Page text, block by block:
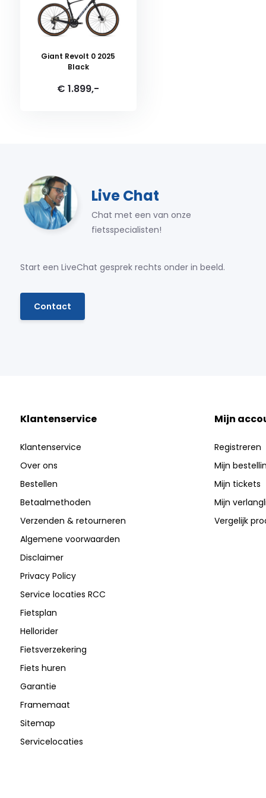
Giant Revolt 0 2025
Black
€ 1.899,-
Live Chat
Chat met een van onze
fietsspecialisten!
Start een LiveChat gesprek rechts onder in beeld.
Contact
Klantenservice
Klantenservice
Over ons
Bestellen
Betaalmethoden
Verzenden & retourneren
Algemene voorwaarden
Disclaimer
Privacy Policy
Service locaties RCC
Fietsplan
Hellorider
Fietsverzekering
Fiets huren
Garantie
Framemaat
Sitemap
Servicelocaties
Mijn
Registreren
Mijn
Mijn tickets
Mijn
Vergelijk